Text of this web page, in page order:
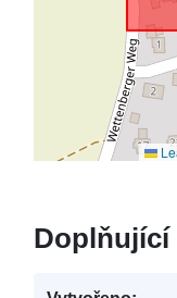
Doplňující